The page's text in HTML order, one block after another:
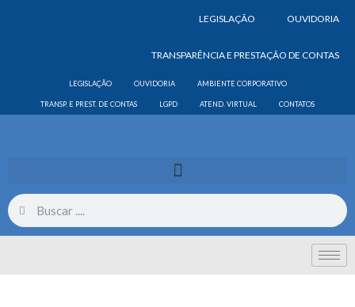
LEGISLAÇÃO OUVIDORIA
TRANSPARÊNCIA E PRESTAÇÃO DE CONTAS
LEGISLAÇÃO OUVIDORIA AMBIENTE CORPORATIVO
TRANSP. E PREST. DE CONTAS LGPD ATEND. VIRTUAL CONTATOS